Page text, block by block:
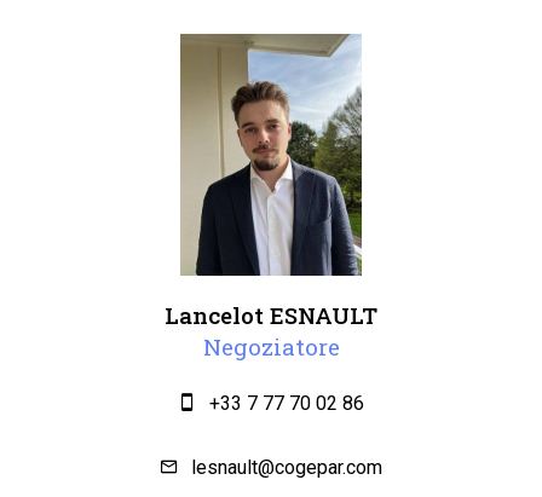
Lancelot ESNAULT
Negoziatore
+33 7 77 70 02 86
lesnault@cogepar.com